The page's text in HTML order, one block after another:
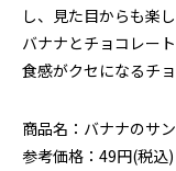
し、見た目からも楽
バナナとチョコレー
食感がクセになるチ
商品名：バナナのサ
参考価格：49円(税込)